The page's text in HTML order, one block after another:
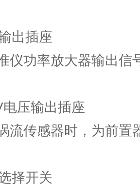
出插座
仪功率放大器输出信
压输出插座
流传感器时，为前
择开关